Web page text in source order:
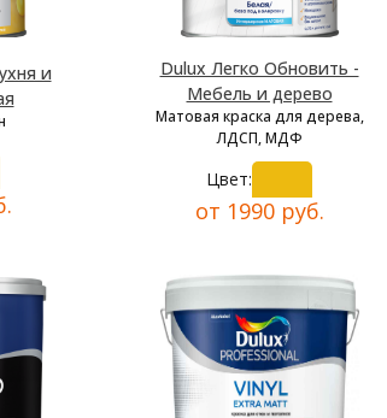
и
Dulux Легко Обновить -
Мебель и дерево
Матовая краска для дерева,
ЛДСП, МДФ
Цвет:
от 1990 руб.